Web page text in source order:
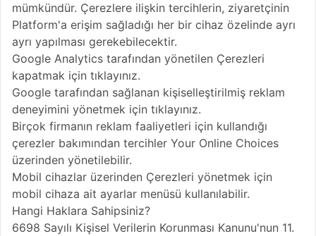
mümkündür. Çerezlere ilişkin tercihlerin, ziyaretçinin
Platform'a erişim sağladığı her bir cihaz özelinde ayrı
ayrı yapılması gerekebilecektir.
Google Analytics tarafından yönetilen Çerezleri
kapatmak için tıklayınız.
Google tarafından sağlanan kişiselleştirilmiş reklam
deneyimini yönetmek için tıklayınız.
Birçok firmanın reklam faaliyetleri için kullandığı
çerezler bakımından tercihler Your Online Choices
üzerinden yönetilebilir.
Mobil cihazlar üzerinden Çerezleri yönetmek için
mobil cihaza ait ayarlar menüsü kullanılabilir.
Hangi Haklara Sahipsiniz?
6698 Sayılı Kişisel Verilerin Korunması Kanunu'nun 11.